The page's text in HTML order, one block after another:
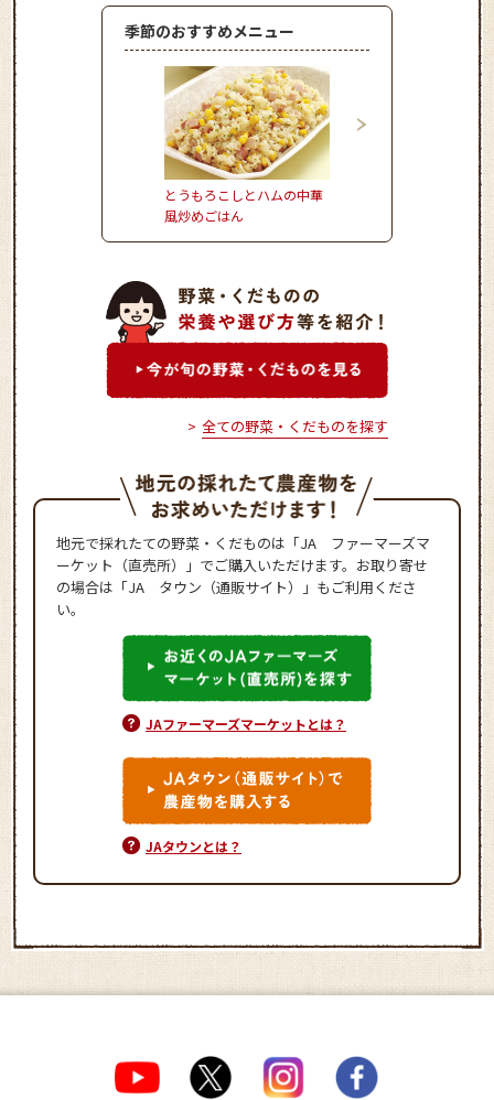
季節のおすすめメニュー
とうもろこしとハムの中華
風炒めごはん
かぼちゃとれんこんの
全ての野菜・くだものを探す
地元で採れたての野菜・くだものは「JA ファーマーズマ
ーケット（直売所）」でご購入いただけます。お取り寄せ
の場合は「JA タウン（通販サイト）」もご利用くださ
い。
JAファーマーズマーケットとは？
JAタウンとは？